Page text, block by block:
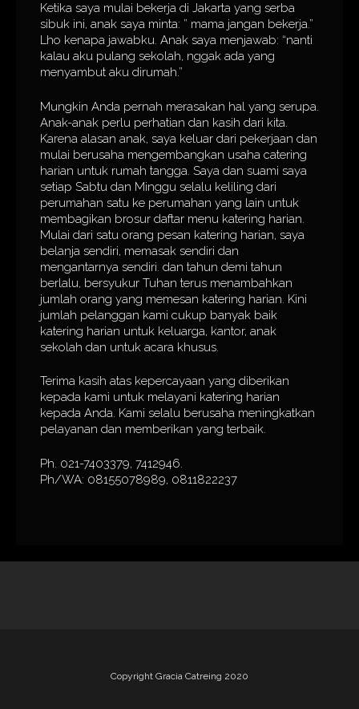
Ketika saya mulai bekerja di Jakarta yang serba
sibuk ini, anak saya minta: ” mama jangan bekerja.”
Lho kenapa jawabku. Anak saya menjawab: “nanti
kalau aku pulang sekolah, nggak ada yang
menyambut aku dirumah.”
Mungkin Anda pernah merasakan hal yang serupa.
Anak-anak perlu perhatian dan kasih dari kita.
Karena alasan anak, saya keluar dari pekerjaan dan
mulai berusaha mengembangkan usaha catering
harian untuk rumah tangga. Saya dan suami saya
setiap Sabtu dan Minggu selalu keliling dari
perumahan satu ke perumahan yang lain untuk
membagikan brosur daftar menu katering harian.
Mulai dari satu orang pesan katering harian, saya
belanja sendiri, memasak sendiri dan
mengantarnya sendiri. dan tahun demi tahun
berlalu, bersyukur Tuhan terus menambahkan
jumlah orang yang memesan katering harian. Kini
jumlah pelanggan kami cukup banyak baik
katering harian untuk keluarga, kantor, anak
sekolah dan untuk acara khusus.
Terima kasih atas kepercayaan yang diberikan
kepada kami untuk melayani katering harian
kepada Anda. Kami selalu berusaha meningkatkan
pelayanan dan memberikan yang terbaik.
Ph. 021-7403379, 7412946.
Ph/WA: 08155078989, 0811822237
Copyright Gracia Catreing 2020